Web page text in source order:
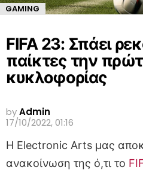
GAMING
FIFA 23: Σπάει
παίκτες την
κυκλοφορίας
byAdmin
17/10/2022, 01:16
Η Electronic Arts μας
ανακοίνωση της ό,τι το